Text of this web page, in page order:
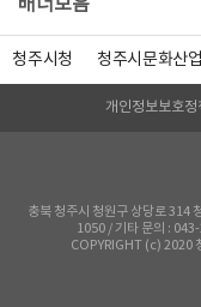
배너모음
청주시청 청주시문화산
개인정보보호정
충북 청주시 청원구 상당로 314
1050 / 기타 문의 :
COPYRIGHT (c) 2020